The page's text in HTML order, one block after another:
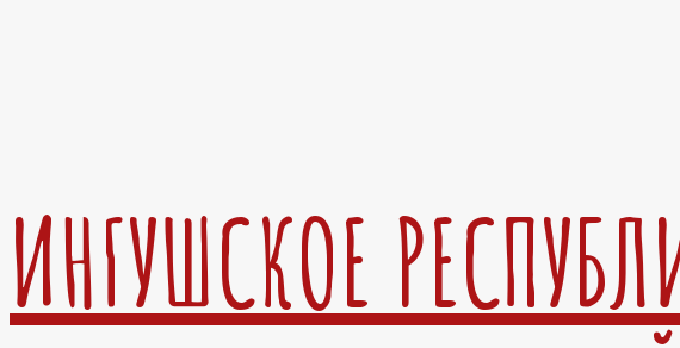
ИНГУШСКОЕ